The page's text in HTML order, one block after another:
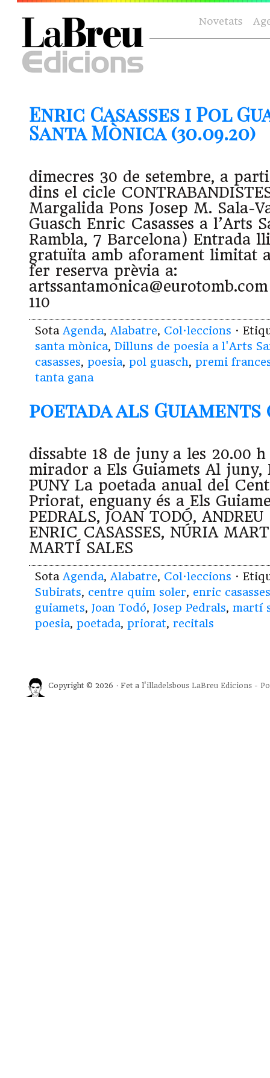
Novetats
Enric Casasses i Pol
Santa Mònica (30.09.20)
dimecres 30 de setembre, a
dins el cicle
Margalida Pons Josep M. Sala-
Guasch Enric Casasses a l’Arts
Rambla, 7 Barcelona) Entrada
gratuïta amb aforament limitat
fer reserva prèvia a:
110
Sota Agenda, Alabatre, Col·leccions ·
santa mònica, Dilluns de poesia a l'Arts
casasses, poesia, pol guasch, premi
tanta gana
poetada als Guiaments
dissabte 18 de juny a les 20.00
mirador a Els Guiamets Al juny,
PUNY La poetada anual del
Priorat, enguany és a Els
PEDRALS, JOAN TODÓ,
ENRIC CASASSES, NÚRIA
MARTÍ SALES
Sota Agenda, Alabatre, Col·leccions ·
Subirats, centre quim soler, enric casasses
guiamets, Joan Todó, Josep Pedrals, martí
poesia, poetada, priorat, recitals
Copyright © 2026 · Fet a l'illadelsbous LaBreu Edicions -